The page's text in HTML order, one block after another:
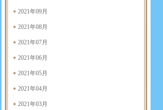
2021年09月
2021年08月
2021年07月
2021年06月
2021年05月
2021年04月
2021年03月